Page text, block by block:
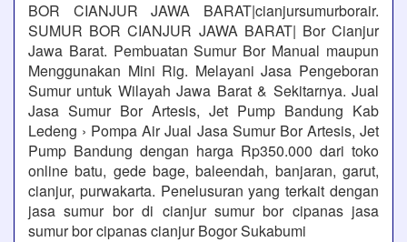
BOR CIANJUR JAWA BARAT|cianjursumurborair.
SUMUR BOR CIANJUR JAWA BARAT| Bor Cianjur
Jawa Barat. Pembuatan Sumur Bor Manual maupun
Menggunakan Mini Rig. Melayani Jasa Pengeboran
Sumur untuk Wilayah Jawa Barat & Sekitarnya. Jual
Jasa Sumur Bor Artesis, Jet Pump Bandung Kab
Ledeng › Pompa Air Jual Jasa Sumur Bor Artesis, Jet
Pump Bandung dengan harga Rp350.000 dari toko
online batu, gede bage, baleendah, banjaran, garut,
cianjur, purwakarta. Penelusuran yang terkait dengan
jasa sumur bor di cianjur sumur bor cipanas jasa
sumur bor cipanas cianjur Bogor Sukabumi